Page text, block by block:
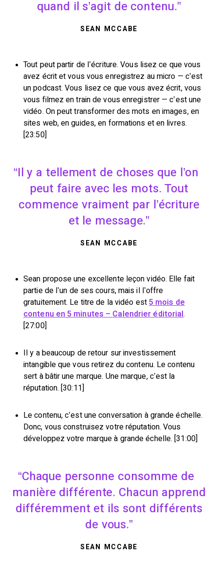
quand il s’agit de contenu.
SEAN MCCABE
Tout peut partir de l’écriture. Vous lisez ce que vous
avez écrit et vous vous enregistrez au micro — c’est
un podcast. Vous lisez ce que vous avez écrit, vous
vous filmez en train de vous enregistrer — c’est une
vidéo. On peut transformer des mots en images, en
sites web, en guides, en formations et en livres.
[23:50]
Il y a tellement de choses que l’on
peut faire avec les mots. Tout
commence vraiment par l’écriture
et le message.
SEAN MCCABE
Sean propose une excellente leçon vidéo. Elle fait
partie de l’un de ses cours, mais il l’offre
gratuitement. Le titre de la vidéo est 5 mois de
contenu en 5 minutes – Calendrier éditorial .
[27:00]
Il y a beaucoup de retour sur investissement
intangible que vous retirez du contenu. Le contenu
sert à bâtir une marque. Une marque, c’est la
réputation. [30:11]
Le contenu, c’est une conversation à grande échelle.
Donc, vous construisez votre réputation. Vous
développez votre marque à grande échelle. [31:00]
Chaque personne consomme de
manière différente. Chacun apprend
différemment et ils sont différents
de vous.
SEAN MCCABE